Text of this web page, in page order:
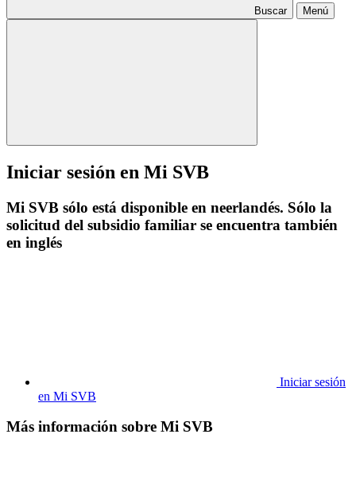
Buscar Menú
Iniciar sesión en Mi SVB
Mi SVB sólo está disponible en neerlandés. Sólo la
solicitud del subsidio familiar se encuentra también
en inglés
Iniciar sesión
en Mi SVB
Más información sobre Mi SVB